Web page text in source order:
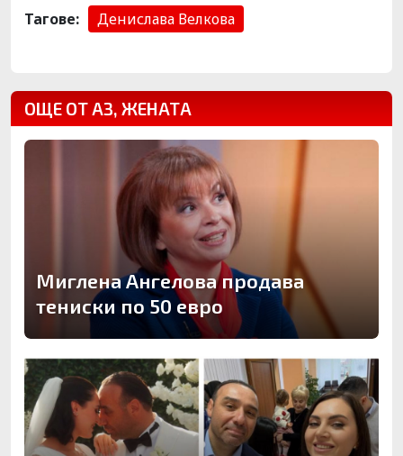
Тагове: Денислава Велкова
ОЩЕ ОТ АЗ, ЖЕНАТА
Миглена Ангелова продава
тениски по 50 евро